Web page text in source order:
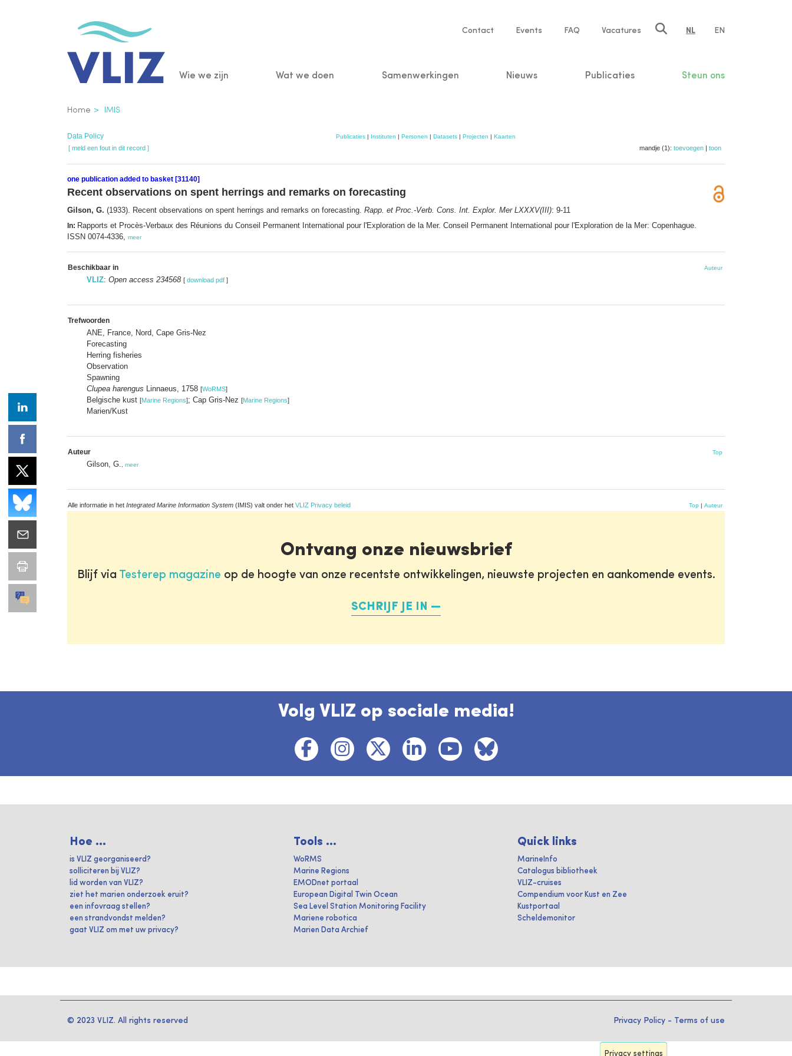
Service
Contact Events FAQ Vacatures NL EN
Main
Wie we zijn Wat we doen Samenwerkingen Nieuws Publicaties Steun ons
Kruimelpad
Home IMIS
Data Policy Publicaties| Instituten | Personen | Datasets| Projecten | Kaarten
[ meld een fout in dit record ] mandje (1): toevoegen | toon
one publication added to basket [31140]
Recent observations on spent herrings and remarks on forecasting
Gilson, G. (1933). Recent observations on spent herrings and remarks on forecasting. Rapp. et Proc.-Verb. Cons. Int. Explor. Mer LXXXV(III): 9-11
In: Rapports et Procès-Verbaux des Réunions du Conseil Permanent International pour l'Exploration de la Mer. Conseil Permanent International pour l'Exploration de la Mer: Copenhague.
ISSN 0074-4336,
meer
Beschikbaar in Auteur
VLIZ: Open access 234568 [ download pdf ]
Trefwoorden
ANE, France, Nord, Cape Gris-Nez
Forecasting
Herring fisheries
Observation
Spawning
Clupea harengus Linnaeus, 1758 [WoRMS]
Belgische kust [Marine Regions]; Cap Gris-Nez [Marine Regions]
Marien/Kust
Auteur Top
Gilson, G. meer
Alle informatie in het Integrated Marine Information System (IMIS) valt onder het VLIZ Privacy beleid Top | Auteur
Ontvang onze nieuwsbrief
Blijf via Testerep magazine op de hoogte van onze recentste ontwikkelingen, nieuwste projecten en aankomende events.
SCHRIJF JE IN
Volg VLIZ op sociale media!
Hoe ...
is VLIZ georganiseerd?
solliciteren bij VLIZ?
lid worden van VLIZ?
ziet het marien onderzoek eruit?
een infovraag stellen?
een strandvondst melden?
gaat VLIZ om met uw privacy?
Tools ...
WoRMS
Marine Regions
EMODnet portaal
European Digital Twin Ocean
Sea Level Station Monitoring Facility
Mariene robotica
Marien Data Archief
Quick links
MarineInfo
Catalogus bibliotheek
VLIZ-cruises
Compendium voor Kust en Zee
Kustportaal
Scheldemonitor
© 2023 VLIZ. All rights reserved Privacy Policy - Terms of use
Privacy settings